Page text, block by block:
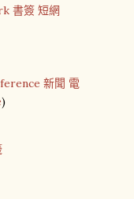
書簽 短網
新聞 電
)